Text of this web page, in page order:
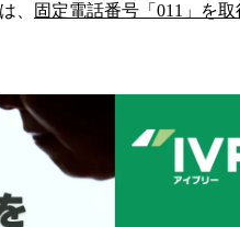
、 固定電話番号「 011 」を